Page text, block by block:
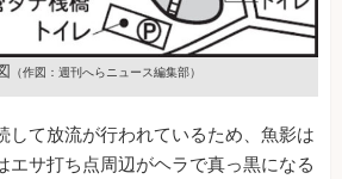
（作図：週刊へらニュース編集部）
して放流が行われているため、魚影は
エサ打ち点周辺がヘラで真っ黒になる